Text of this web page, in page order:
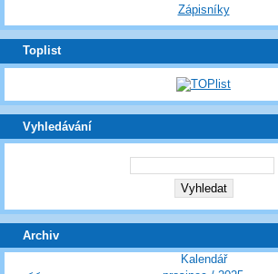
Zápisníky
Toplist
Vyhledávání
Archiv
Kalendář